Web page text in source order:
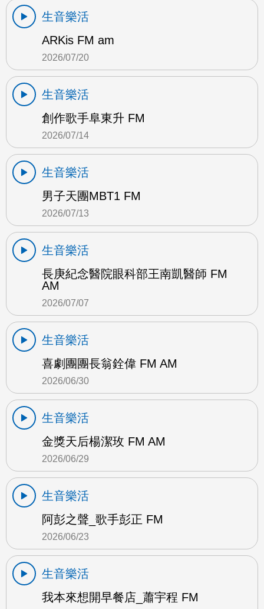
生音樂活
ARKis FM am
2026/07/20
生音樂活
創作歌手阜東升 FM
2026/07/14
生音樂活
男子天團MBT1 FM
2026/07/13
生音樂活
長庚紀念醫院眼科部王南凱醫師 FM
AM
2026/07/07
生音樂活
喜劇團團長翁銓偉 FM AM
2026/06/30
生音樂活
金獎天后楊潔玫 FM AM
2026/06/29
生音樂活
阿彭之聲_歌手彭正 FM
2026/06/23
生音樂活
我本來想開早餐店_蕭宇程 FM